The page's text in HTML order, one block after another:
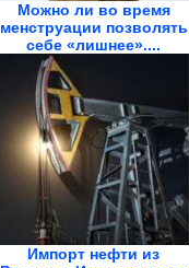
Можно ли во время
менструации позволять
себе «лишнее»....
Импорт нефти из